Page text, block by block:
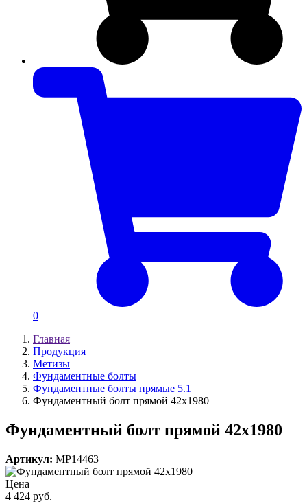
0
Главная
Продукция
Метизы
Фундаментные болты
Фундаментные болты прямые 5.1
Фундаментный болт прямой 42х1980
Фундаментный болт прямой 42х1980
Артикул: MP14463
Цена
4 424 руб.